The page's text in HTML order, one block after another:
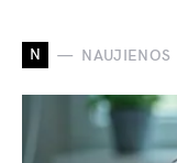
N NAUJIENOS